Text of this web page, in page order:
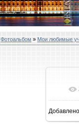
Фотоальбом » Мои любимые
Добавлено